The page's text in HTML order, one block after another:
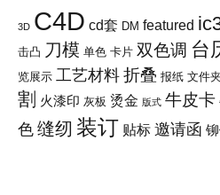
3D C4D cd套 DM featured
击凸 刀模 单色 卡片 双色调 台
览展示 工艺材料 折叠 报纸 文件夹
割 火漆印 灰板 烫金 版式 牛皮卡
色 缝纫 装订 贴标 邀请函